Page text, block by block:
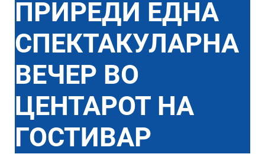
ПРИРЕДИ ЕДНА
СПЕКТАКУЛАРНА
ВЕЧЕР ВО
ЦЕНТАРОТ НА
ГОСТИВАР